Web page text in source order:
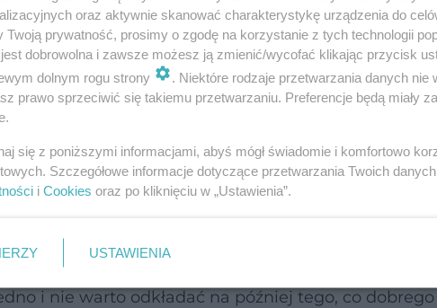
- Choroby płuc
Grochola?
swoją obecnością premierę
W jednym z wywiadów mówiła o swoim
Mam nadzieję, że wszechświat sprzyja - zdradziła w
choroba otworzyła jej oczy na pewne rzeczy i
i nie warto odkładać na później tego, co
oraz aktywnie skanować charakterystykę urządzenia do
Twoją prywatność, prosimy o zgodę na korzystanie z tych technologii
dobrowolna i zawsze możesz ją zmienić/wycofać klikając przycisk
dolnym rogu strony
. Niektóre rodzaje przetwarzania danych
prawo sprzeciwić się takiemu przetwarzaniu. Preferencje będą miały
się z poniższymi informacjami, abyś mógł świadomie i komfortowo
Szczegółowe informacje dotyczące przetwarzania Twoich
i Cookies oraz po kliknięciu w „Ustawienia”.
USTAWIENIA